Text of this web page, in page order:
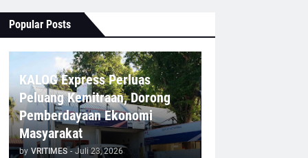
Popular Posts
KALOG Express Perluas
Peluang Kemitraan, Dorong
Pemberdayaan Ekonomi
Masyarakat
by VRITIMES - Juli 23, 2026